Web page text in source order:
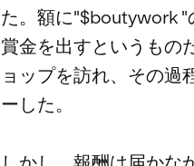
た。額に"$boutywork
賞金を出すというもの
ョップを訪れ、その過
ーした。